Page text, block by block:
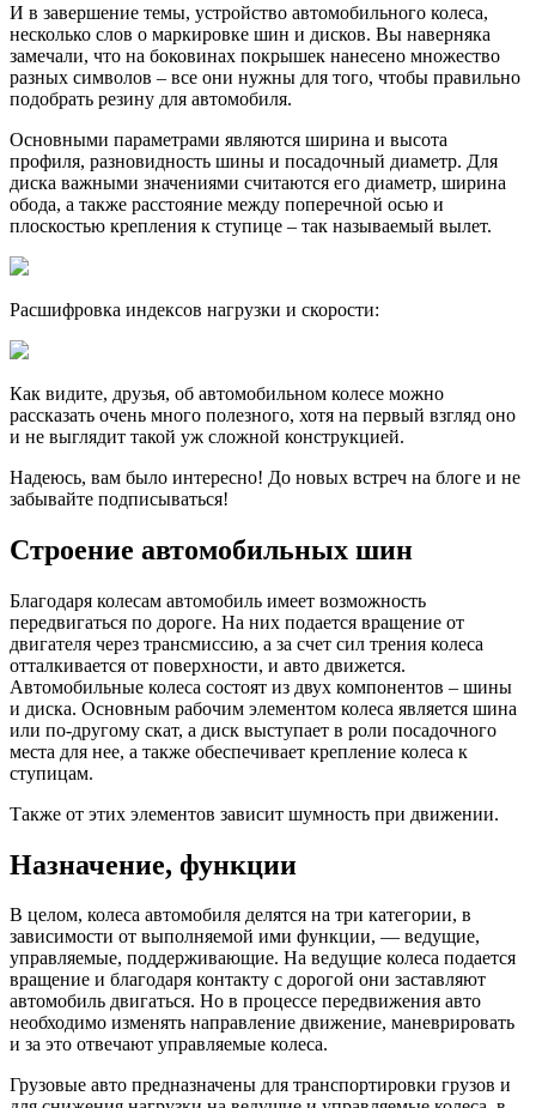
И в завершение темы, устройство автомобильного колеса,
несколько слов о маркировке шин и дисков. Вы наверняка
замечали, что на боковинах покрышек нанесено множество
разных символов – все они нужны для того, чтобы правильно
подобрать резину для автомобиля.
Основными параметрами являются ширина и высота
профиля, разновидность шины и посадочный диаметр. Для
диска важными значениями считаются его диаметр, ширина
обода, а также расстояние между поперечной осью и
плоскостью крепления к ступице – так называемый вылет.
Расшифровка индексов нагрузки и скорости:
Как видите, друзья, об автомобильном колесе можно
рассказать очень много полезного, хотя на первый взгляд оно
и не выглядит такой уж сложной конструкцией.
Надеюсь, вам было интересно! До новых встреч на блоге и не
забывайте подписываться!
Строение автомобильных шин
Благодаря колесам автомобиль имеет возможность
передвигаться по дороге. На них подается вращение от
двигателя через трансмиссию, а за счет сил трения колеса
отталкивается от поверхности, и авто движется.
Автомобильные колеса состоят из двух компонентов – шины
и диска. Основным рабочим элементом колеса является шина
или по-другому скат, а диск выступает в роли посадочного
места для нее, а также обеспечивает крепление колеса к
ступицам.
Также от этих элементов зависит шумность при движении.
Назначение, функции
В целом, колеса автомобиля делятся на три категории, в
зависимости от выполняемой ими функции, — ведущие,
управляемые, поддерживающие. На ведущие колеса подается
вращение и благодаря контакту с дорогой они заставляют
автомобиль двигаться. Но в процессе передвижения авто
необходимо изменять направление движение, маневрировать
и за это отвечают управляемые колеса.
Грузовые авто предназначены для транспортировки грузов и